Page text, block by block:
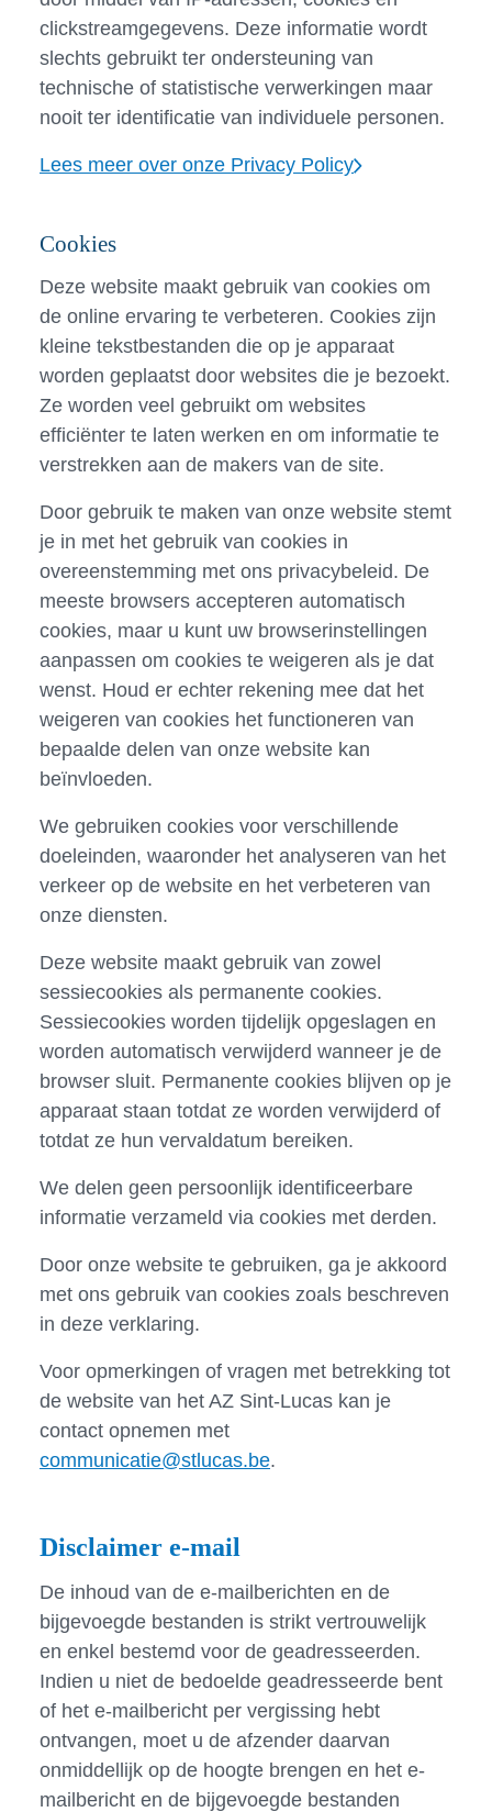
clickstreamgegevens. Deze informatie wordt
slechts gebruikt ter ondersteuning van
technische of statistische verwerkingen maar
nooit ter identificatie van individuele personen.
Lees meer over onze Privacy Policy
Cookies
Deze website maakt gebruik van cookies om
de online ervaring te verbeteren. Cookies zijn
kleine tekstbestanden die op je apparaat
worden geplaatst door websites die je bezoekt.
Ze worden veel gebruikt om websites
efficiënter te laten werken en om informatie te
verstrekken aan de makers van de site.
Door gebruik te maken van onze website stemt
je in met het gebruik van cookies in
overeenstemming met ons privacybeleid. De
meeste browsers accepteren automatisch
cookies, maar u kunt uw browserinstellingen
aanpassen om cookies te weigeren als je dat
wenst. Houd er echter rekening mee dat het
weigeren van cookies het functioneren van
bepaalde delen van onze website kan
beïnvloeden.
We gebruiken cookies voor verschillende
doeleinden, waaronder het analyseren van het
verkeer op de website en het verbeteren van
onze diensten.
Deze website maakt gebruik van zowel
sessiecookies als permanente cookies.
Sessiecookies worden tijdelijk opgeslagen en
worden automatisch verwijderd wanneer je de
browser sluit. Permanente cookies blijven op je
apparaat staan totdat ze worden verwijderd of
totdat ze hun vervaldatum bereiken.
We delen geen persoonlijk identificeerbare
informatie verzameld via cookies met derden.
Door onze website te gebruiken, ga je akkoord
met ons gebruik van cookies zoals beschreven
in deze verklaring.
Voor opmerkingen of vragen met betrekking tot
de website van het AZ Sint-Lucas kan je
contact opnemen met
communicatie@stlucas.be.
Disclaimer e-mail
De inhoud van de e-mailberichten en de
bijgevoegde bestanden is strikt vertrouwelijk
en enkel bestemd voor de geadresseerden.
Indien u niet de bedoelde geadresseerde bent
of het e-mailbericht per vergissing hebt
ontvangen, moet u de afzender daarvan
onmiddellijk op de hoogte brengen en het e-
mailbericht en de bijgevoegde bestanden